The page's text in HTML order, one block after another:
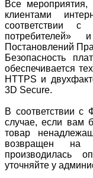
Все
клиентами
соответствии
потребителей»
Постановлений
Безопасность
обеспечивается
HTTPS и
3D Secure.
В соответствии с
случае, если вам
товар
возвращен на
производилась
уточняйте у